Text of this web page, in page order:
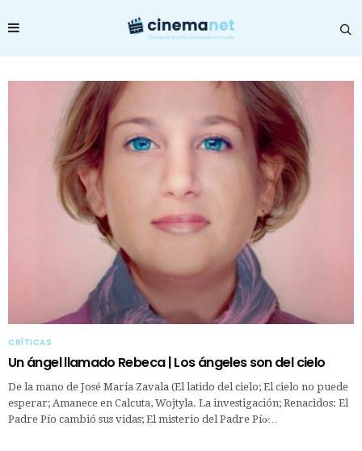
CRÍTICAS
Un ángel llamado Rebeca | Los ángeles son del cielo
De la mano de José María Zavala (El latido del cielo; El cielo no puede
esperar; Amanece en Calcuta, Wojtyla. La investigación; Renacidos: El
Padre Pío cambió sus vidas; El misterio del Padre Pío̷…